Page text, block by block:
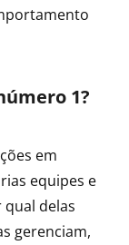
1?
em
equipes e
qual delas
gerenciam,